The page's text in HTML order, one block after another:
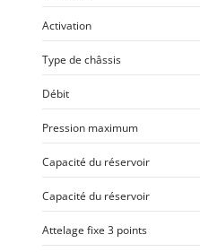
Activation
Type de châssis
Débit
Pression maximum
Capacité du réservoir
Capacité du réservoir
Attelage fixe 3 points